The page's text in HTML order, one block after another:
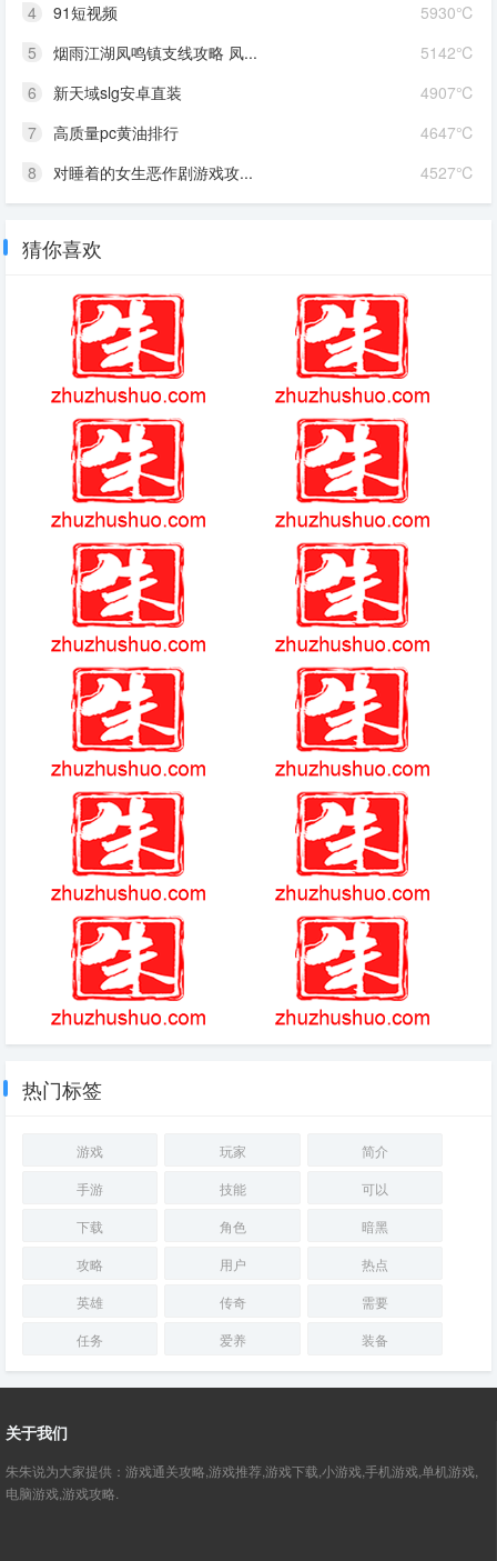
5930℃
4
91短视频
5142℃
5
烟雨江湖凤鸣镇支线攻略 凤...
4907℃
6
新天域slg安卓直装
4647℃
7
高质量pc黄油排行
4527℃
8 对睡着的女生恶作剧游戏攻...
猜你喜欢
DNF黑鸦之境黑暗笼罩桀特怎么
上古卷轴龙怎么获得
抹茶旦旦鳄鱼表情包大全 幻想三国志2简介
奇迹魔剑士力量好还是魔法好
(2025-3-15热点)-《我的差评女
友》今日开播 甜宠轻喜引热议
部落守卫战 黑色星期五之夜沙雕版烟叔模组
浮岛物语上古银河
游戏王青眼少女琪莎拉动态壁纸
热门标签
游戏 玩家
简介
手游
技能
可以
下载
角色
暗黑
攻略
用户
热点
英雄
传奇
需要
任务
爱养 装备
关于我们
朱朱说为大家提供：游戏通关攻略,游戏推荐,游戏下载,小游戏,手机游戏,单机游戏,
电脑游戏,游戏攻略.